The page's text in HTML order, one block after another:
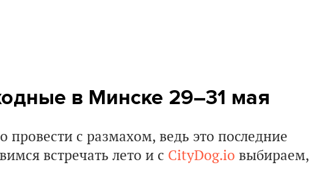
в Минске 29–31 мая
с размахом, ведь это последние
встречать лето и с CityDog.io выбираем,